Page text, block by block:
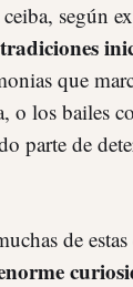
según
que
o los bailes
parte de
de